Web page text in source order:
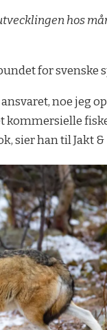
hos
for
noe jeg
sier han til Jakt &